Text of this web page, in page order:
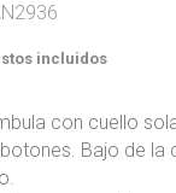
incluidos
con cuello
Bajo de la